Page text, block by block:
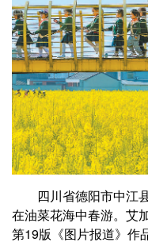
四川省德阳市中江县
在油菜花海中春游。艾
第19版《图片报道》作